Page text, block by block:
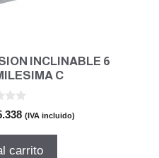
INCLINABLE 6
C
El
actual
(IVA incluido)
carrito